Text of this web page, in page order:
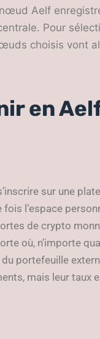
Aelf
Pour
choisis vont
en
sur une
l’espace
de crypto
où, n’importe
portefeuille
mais leur taux